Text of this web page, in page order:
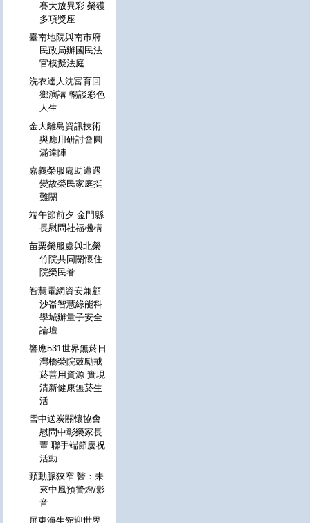
賽大放異彩 榮獲
多項獎座
臺南地院與南市府
民政局辦國民法
官模擬法庭
洗衣達人沈富育回
鄉演講 暢談彩色
人生
金大離島資訊技術
與應用研討會圓
滿達陣
嘉義榮服處助遭遇
變故榮民家庭挺
難關
端午節前夕 金門縣
長慰問社福機構
苗栗榮服處與北榮
竹院共同關懷住
院榮民眷
智慧電網資安兼顧
沙崙智慧綠能科
學城辦量子安全
論壇
響應531世界無菸日
灣橋榮院鼓勵戒
菸善用資源 實現
清新健康無菸生
活
雪中送炭關懷協會
慰問中彰榮家長
輩 聯手端節慶祝
活動
頸動脈狹窄 醫：未
來中風預警燈/影
音
屏東海生館迎世界